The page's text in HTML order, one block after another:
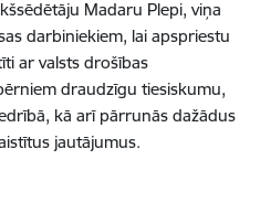
Madaru Plepi, viņa
darbiniekiem, lai apspriestu
ar valsts drošības
draudzīgu tiesiskumu,
kā arī pārrunās dažādus
jautājumus.